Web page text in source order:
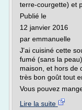
terre-courgette) et
Publié le
12 janvier 2016
par emmanuelle
J'ai cuisiné cette
fumé (sans la
maison, et hors de
très bon goût tout
Vous pouvez
Lire la suite